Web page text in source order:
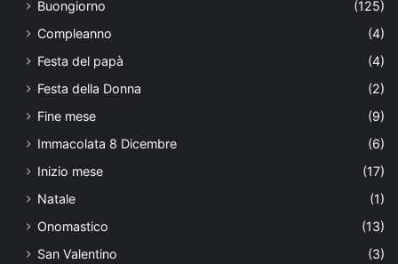
Buongiorno
(125)
Compleanno
(4)
Festa del papà
(4)
Festa della Donna
(2)
Fine mese
(9)
Immacolata 8 Dicembre
(6)
Inizio mese
(17)
Natale
(1)
Onomastico
(13)
San Valentino
(3)